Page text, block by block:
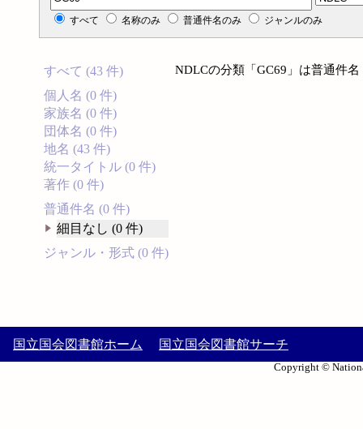
すべて 名称のみ 普通件名のみ ジャンルのみ
すべて (43 件)
個人名 (0 件)
家族名 (0 件)
団体名 (0 件)
地名 (43 件)
統一タイトル (0 件)
著作 (0 件)
普通件名 (0 件)
細目なし (0 件)
ジャンル・形式 (0 件)
NDLCの分類「GC69」は普通件
国立国会図書館ホーム 国立国会図書館サーチ
Copyright ©